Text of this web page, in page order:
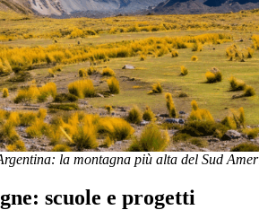
la montagna più alta del Sud
scuole e progetti